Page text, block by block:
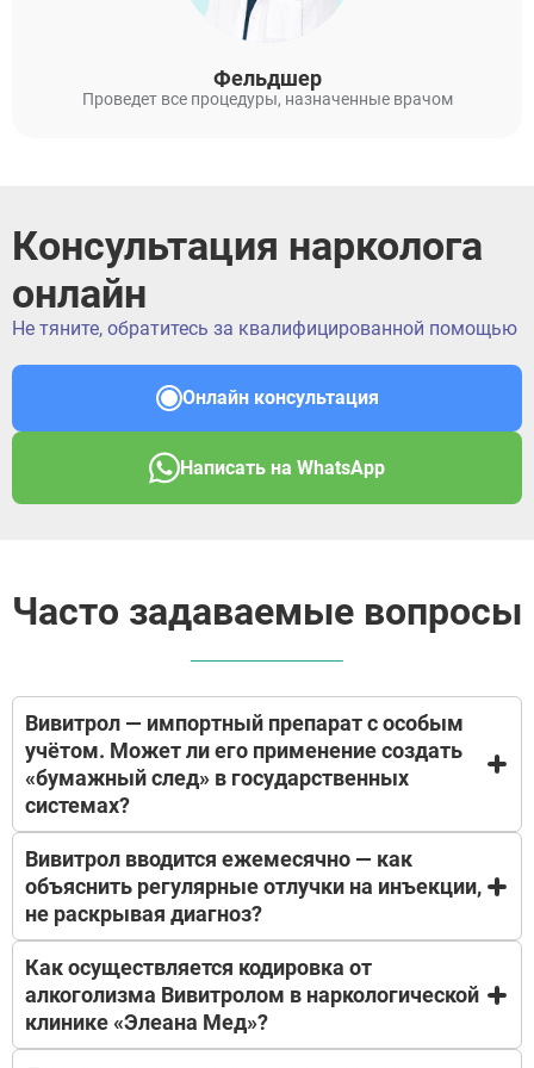
Фельдшер
Проведет все процедуры, назначенные врачом
Консультация нарколога
онлайн
Не тяните, обратитесь за квалифицированной помощью
Онлайн консультация
Написать на WhatsApp
Часто задаваемые вопросы
Вивитрол — импортный препарат с особым
учётом. Может ли его применение создать
«бумажный след» в государственных
системах?
Мы понимаем ваше беспокойство. Нет, не может.
Частная клиника закупает и применяет
зарегистрированные препараты в рамках
внутренней практики — данные о введении не
передаются в наркологические службы,
Росздравнадзор или МВД. Регистрация возможна
только при оформлении документов в
государственном диспансере. Вы получаете
Вивитрол вводится ежемесячно — как
объяснить регулярные отлучки на инъекции,
не раскрывая диагноз?
Мы понимаем вашу предусмотрительность. Да,
препарат требует планового введения раз в месяц
— это можно вписать в график как
«профилактический визит к терапевту», «курс
Как осуществляется кодировка от
алкоголизма Вивитролом в наркологической
клинике «Элеана Мед»?